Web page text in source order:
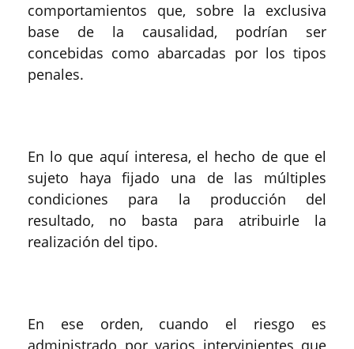
comportamientos que, sobre la exclusiva
base de la causalidad, podrían ser
concebidas como abarcadas por los tipos
penales.
En lo que aquí interesa, el hecho de que el
sujeto haya fijado una de las múltiples
condiciones para la producción del
resultado, no basta para atribuirle la
realización del tipo.
En ese orden, cuando el riesgo es
administrado por varios intervinientes que